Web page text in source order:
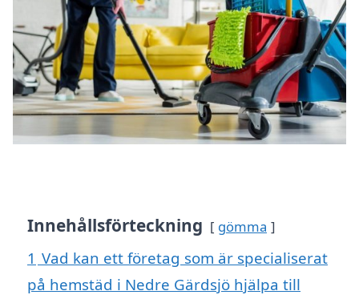
Innehållsförteckning gömma
1 Vad kan ett företag som är specialiserat
på hemstäd i Nedre Gärdsjö hjälpa till